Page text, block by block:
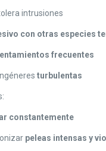
intrusiones
con otras especies
frecuentes
turbulentas
constantemente
peleas intensas y